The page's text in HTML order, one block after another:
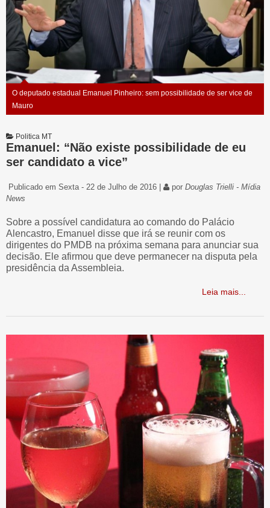
O deputado estadual Emanuel Pinheiro: sem possibilidade de ser vice de
Mauro
Politica MT
Emanuel: “Não existe possibilidade de eu
ser candidato a vice”
Publicado em Sexta - 22 de Julho de 2016 | por Douglas Trielli - Mídia
News
Sobre a possível candidatura ao comando do Palácio
Alencastro, Emanuel disse que irá se reunir com os
dirigentes do PMDB na próxima semana para anunciar sua
decisão. Ele afirmou que deve permanecer na disputa pela
presidência da Assembleia.
Leia mais...